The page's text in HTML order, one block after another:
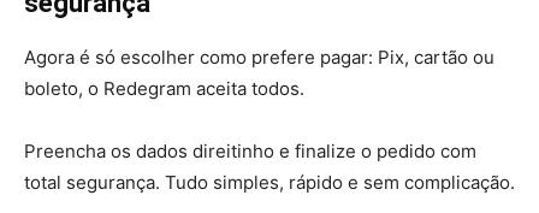
Agora é só escolher como prefere pagar: Pix, cartão ou
boleto, o Redegram aceita todos.
Preencha os dados direitinho e finalize o pedido com
total segurança. Tudo simples, rápido e sem complicação.